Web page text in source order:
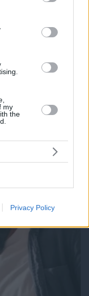
third-party tags to
in below Google
my
the
Privacy Policy